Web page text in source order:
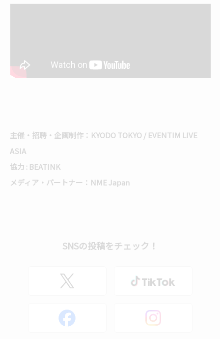
主催・招聘・企画制作：KYODO TOKYO / EVENTIM LIVE
ASIA
協力 : BEATINK
メディア・パートナー：NME Japan
SNSの投稿をチェック！